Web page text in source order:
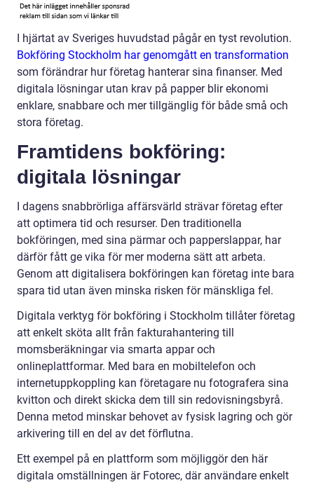
I hjärtat av Sveriges huvudstad pågår en tyst revolution.
Bokföring Stockholm har genomgått en transformation
som förändrar hur företag hanterar sina finanser. Med
digitala lösningar utan krav på papper blir ekonomi
enklare, snabbare och mer tillgänglig för både små och
stora företag.
Framtidens bokföring:
digitala lösningar
I dagens snabbrörliga affärsvärld strävar företag efter
att optimera tid och resurser. Den traditionella
bokföringen, med sina pärmar och papperslappar, har
därför fått ge vika för mer moderna sätt att arbeta.
Genom att digitalisera bokföringen kan företag inte bara
spara tid utan även minska risken för mänskliga fel.
Digitala verktyg för bokföring i Stockholm tillåter företag
att enkelt sköta allt från fakturahantering till
momsberäkningar via smarta appar och
onlineplattformar. Med bara en mobiltelefon och
internetuppkoppling kan företagare nu fotografera sina
kvitton och direkt skicka dem till sin redovisningsbyrå.
Denna metod minskar behovet av fysisk lagring och gör
arkivering till en del av det förflutna.
Ett exempel på en plattform som möjliggör den här
digitala omställningen är Fotorec, där användare enkelt